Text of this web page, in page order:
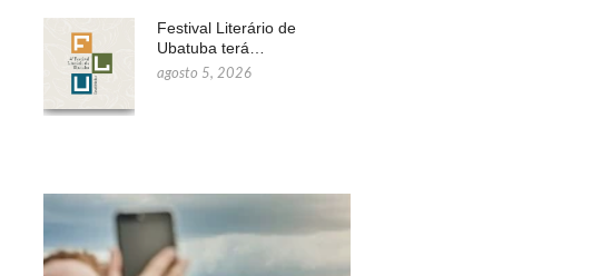
Festival Literário de
Ubatuba terá…
agosto 5, 2026